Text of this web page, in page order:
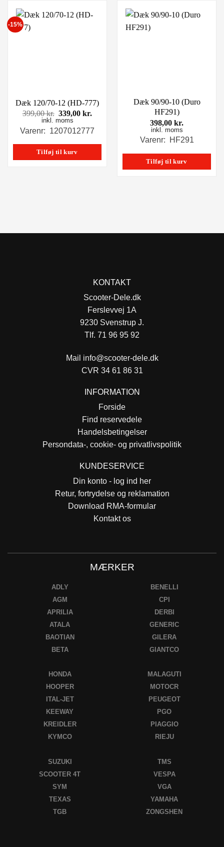
-15%
Dæk 120/70-12 (HD-777)
399,00kr. Den
oprindelige
pris
399,00 kr..
339,00kr.
pris
339,00 kr..
inkl. moms
Varenr: 1207012777
Tilføj til kurv
Dæk 90/90-10 (Duro
HF291)
398,00 kr.
inkl. moms
Varenr: HF291
Tilføj til kurv
KONTAKT
Scooter-Dele.dk
Ferslevvej 1A
9230 Svenstrup J.
Tlf. 71 96 95 92
Mail info@scooter-dele.dk
CVR 34 61 86 31
INFORMATION
Forside
Find reservedele
Handelsbetingelser
Persondata-, cookie- og privatlivspolitik
KUNDESERVICE
Din konto - log ind her
Retur, fortrydelse og reklamation
Download RMA-formular
Kontakt os
MÆRKER
ADLY
AGM
APRILIA
ATALA
BAOTIAN
BETA
BENELLI
CPI
DERBI
GENERIC
GILERA
GIANTCO
HONDA
HOOPER
ITAL-JET
KEEWAY
KREIDLER
KYMCO
MALAGUTI
MOTOCR
PEUGEOT
PGO
PIAGGIO
RIEJU
SUZUKI
SCOOTER 4T
SYM
TEXAS
TGB
TMS
VESPA
VGA
YAMAHA
ZONGSHEN